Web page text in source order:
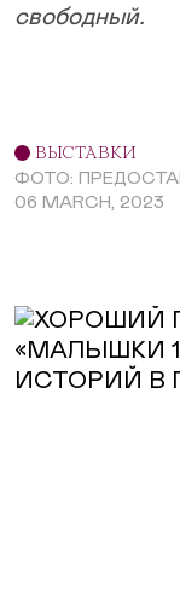
свободный.
ВЫСТАВКИ
ФОТО:
06 MARCH, 2023